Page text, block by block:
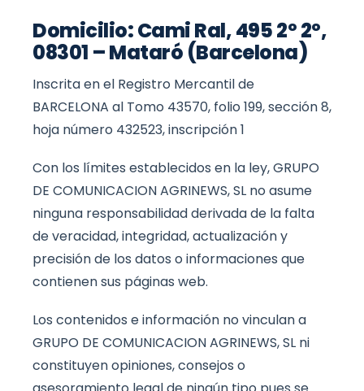
Domicilio: Cami Ral, 495 2º 2º,
08301 – Mataró (Barcelona)
Inscrita en el Registro Mercantil de
BARCELONA al Tomo 43570, folio 199, sección 8,
hoja número 432523, inscripción 1
Con los límites establecidos en la ley, GRUPO
DE COMUNICACION AGRINEWS, SL no asume
ninguna responsabilidad derivada de la falta
de veracidad, integridad, actualización y
precisión de los datos o informaciones que
contienen sus páginas web.
Los contenidos e información no vinculan a
GRUPO DE COMUNICACION AGRINEWS, SL ni
constituyen opiniones, consejos o